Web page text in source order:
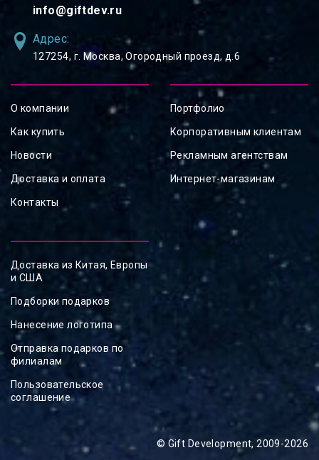
© Gift Development, 2009-2026
info@giftdev.ru
Адрес:
127254, ⁠г. Москва, Огородный проезд, д.6
О компании
Как купить
Новости
Доставка и оплата
Контакты
Портфолио
Корпоративным клиентам
Рекламным агентствам
Интернет-магазинам
Доставка из Китая, Европы
и США
Подборки подарков
Нанесение логотипа
Отправка подарков по
филиалам
Пользовательское
соглашение